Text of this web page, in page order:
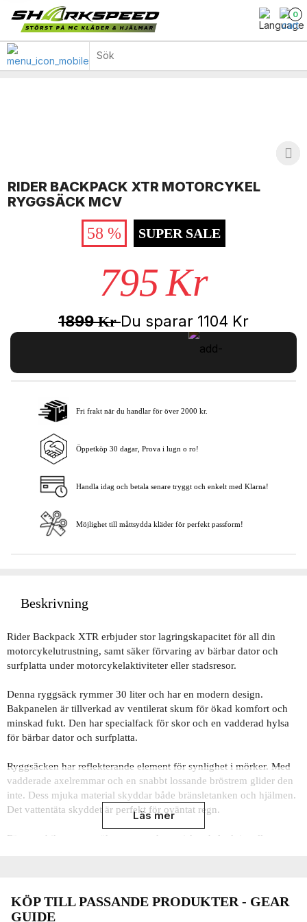
0
RIDER BACKPACK XTR MOTORCYKEL
RYGGSÄCK MCV
58 % SUPER SALE
795Kr
1899KrDu sparar 1104 Kr
Lägg i varukorgen
Fri frakt när du handlar för över 2000 kr.
Öppetköp 30 dagar, Prova i lugn o ro!
Handla idag och betala senare tryggt och enkelt med Klarna!
Möjlighet till måttsydda kläder för perfekt passform!
Beskrivning
Rider Backpack XTR erbjuder stor lagringskapacitet för all din
motorcykelutrustning, samt säker förvaring av bärbar dator och
surfplatta under motorcykelaktiviteter eller stadsresor.
Denna ryggsäck rymmer 30 liter och har en modern design.
Bakpanelen är tillverkad av ventilerat skum för ökad komfort och
minskad fukt. Den har specialfack för skor och en vadderad hylsa
för bärbar dator och surfplatta.
Ryggsäcken har reflekterande element för synlighet i mörker. Med
vadderade axelremmar och en snabbt lossande bröstrem glider den
inte. Dess mjuka material skyddar både bränsletanken och hjälmen.
Det vattentäta skyddet är perfekt för oväntat regn.
För sportbikern som söker en aerodynamisk och funktionell
Egenskaper:
Läs mer
KÖP TILL PASSANDE PRODUKTER - GEAR
GUIDE